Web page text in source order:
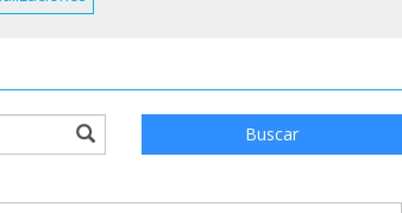
Buscar